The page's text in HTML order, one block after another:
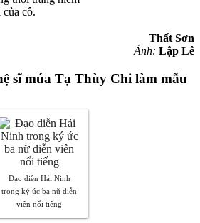
của cô.
Thất Sơn
Ảnh: Lập Lê
sĩ múa Tạ Thùy Chi làm mẫu
Đạo diễn Hải Ninh
trong ký ức ba nữ diễn
viên nổi tiếng